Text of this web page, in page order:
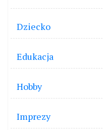
Dziecko
Edukacja
Hobby
Imprezy